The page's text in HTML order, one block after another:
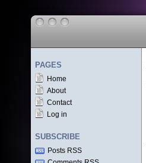
PAGES
Home
About
Contact
Log in
SUBSCRIBE
Posts RSS